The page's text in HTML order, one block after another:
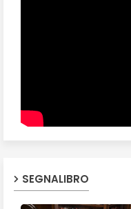
SEGNALIBRO